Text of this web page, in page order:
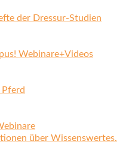
der Dressur-Studien
Webinare+Videos
über Wissenswertes.